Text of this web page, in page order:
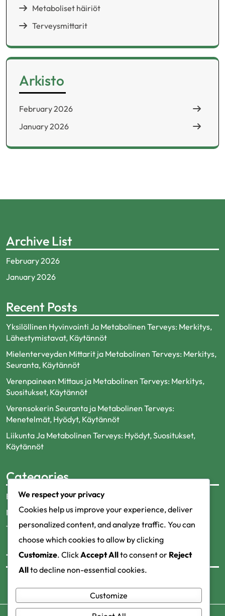
Metaboliset häiriöt
Terveysmittarit
Arkisto
February 2026
January 2026
Archive List
February 2026
January 2026
Recent Posts
Yksilöllinen Hyvinvointi Ja Metabolinen Terveys: Merkitys,
Lähestymistavat, Käytännöt
Mielenterveyden Mittarit ja Metabolinen Terveys: Merkitys,
Seuranta, Käytännöt
Verenpaineen Mittaus ja Metabolinen Terveys: Merkitys,
Suositukset, Käytännöt
Verensokerin Seuranta ja Metabolinen Terveys:
Menetelmät, Hyödyt, Käytännöt
Liikunta Ja Metabolinen Terveys: Hyödyt, Suositukset,
Käytännöt
Categories
Elämäntapamuutokset
Metaboliset häiriöt
Terveysmittarit
Tags
We respect your privacy
Cookies help us improve your experience, deliver
personalized content, and analyze traffic. You can
choose which cookies to allow by clicking
Customize. ClickAccept Allto consent or Reject
Allto decline non-essential cookies.
Customize